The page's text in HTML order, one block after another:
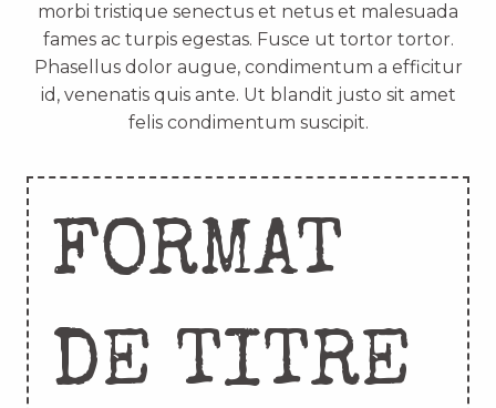
morbi tristique senectus et netus et malesuada
fames ac turpis egestas. Fusce ut tortor tortor.
Phasellus dolor augue, condimentum a efficitur
id, venenatis quis ante. Ut blandit justo sit amet
felis condimentum suscipit.
FORMAT
DE TITRE